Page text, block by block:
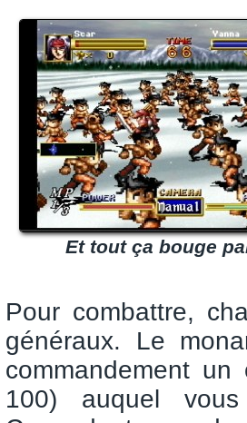
Et tout ça bouge
Pour combattre,
généraux. Le
commandement
100) auquel